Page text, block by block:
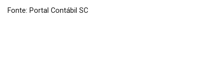
Fonte: Portal Contábil SC